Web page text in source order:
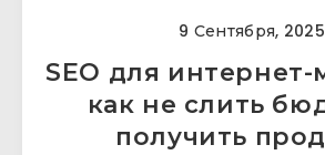
9 Сентября, 2025
SEO для интернет-
как не слить
получить